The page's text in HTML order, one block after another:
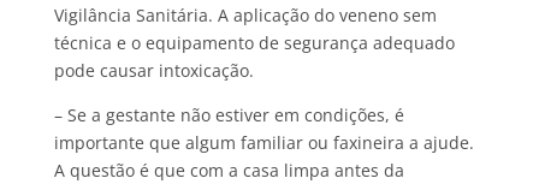
Vigilância Sanitária. A aplicação do veneno sem
técnica e o equipamento de segurança adequado
pode causar intoxicação.
– Se a gestante não estiver em condições, é
importante que algum familiar ou faxineira a ajude.
A questão é que com a casa limpa antes da